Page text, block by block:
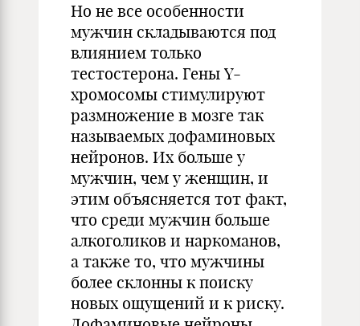
Но не все особенности
мужчин складываются под
влиянием только
тестостерона. Гены Y-
хромосомы стимулируют
размножение в мозге так
называемых дофаминовых
нейронов. Их больше у
мужчин, чем у женщин, и
этим объясняется тот факт,
что среди мужчин больше
алкоголиков и наркоманов,
а также то, что мужчины
более склонны к поиску
новых ощущений и к риску.